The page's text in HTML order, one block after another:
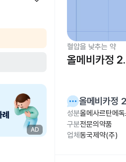
AD
혈압을 낮추는 약
올메비카정
올메비카
성분올메사르탄메
구분전문의약품
업체 동국제약(주)